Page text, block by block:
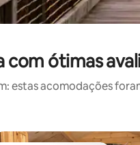
ótimas
estas acomodações